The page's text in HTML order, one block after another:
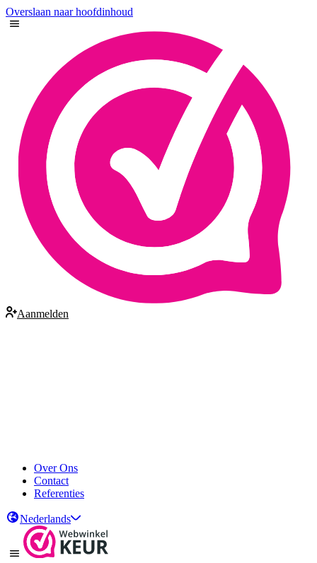
Overslaan naar hoofdinhoud
Aanmelden
Over Ons
Contact
Referenties
Nederlands